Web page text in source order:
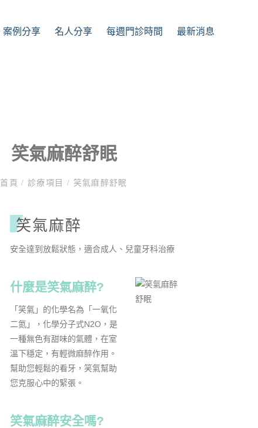
案例分享 名⼈分享 每週門診時間 最新消息
笑氣麻醉舒眠
首頁/ 診療項目 / 笑氣麻醉舒眠
笑氣麻醉
安全達到放鬆狀態，適合成人、兒童牙科治療
什麼是笑氣麻醉?
「笑氣」的化學名為「一氧化
二氮」，化學分子式N2O，是
一種無色有甜味的氣體，在室
溫下穩定，有輕微麻醉作用。
幫助您輕鬆的看牙，笑氣幫助
您克服心中的緊張。
笑氣麻醉安全嗎?